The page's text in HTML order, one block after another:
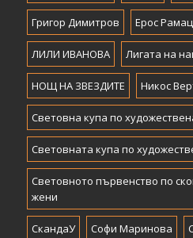
Григор Димитров Ерос
ЛИЛИ ИВАНОВА Лигата на
НОЩ НА ЗВЕЗДИТЕ Никос
Световна купа по
Световната купа по
Световното първенство по
жени
СкандаУ Софи Маринова